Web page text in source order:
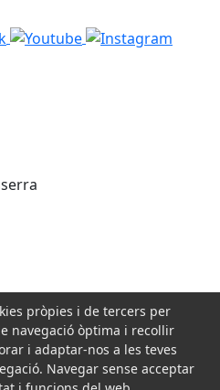
pròpies i de tercers per
navegació òptima i recollir
i adaptar-nos a les teves
Navegar sense acceptar